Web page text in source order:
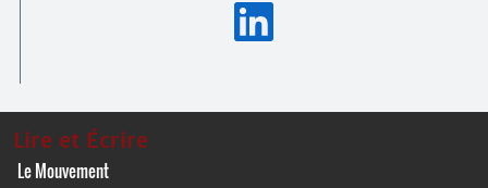
Lire et Écrire
Le Mouvement